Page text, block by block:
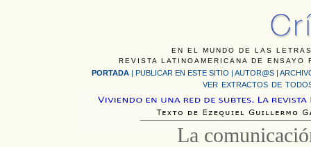
EN EL MUNDO DE LAS
REVISTA LATINOAMERICANA DE
PORTADA | PUBLICAR EN ESTE SITIO | AUTOR@S |
VER EXTRACTOS DE
La